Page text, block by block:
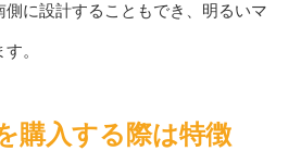
側に設計することもでき、明るいマ
。
購入する際は特徴